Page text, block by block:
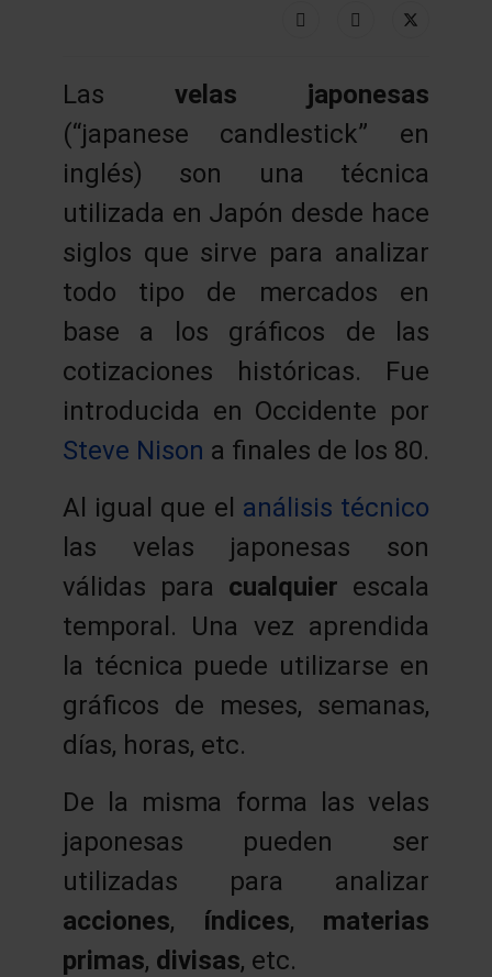
Las velas japonesas
(“japanese candlestick” en
inglés) son una técnica
utilizada en Japón desde hace
siglos que sirve para analizar
todo tipo de mercados en
base a los gráficos de las
cotizaciones históricas. Fue
introducida en Occidente por
Steve Nison a finales de los 80.
Al igual que el análisis técnico
las velas japonesas son
válidas para cualquier escala
temporal. Una vez aprendida
la técnica puede utilizarse en
gráficos de meses, semanas,
días, horas, etc.
De la misma forma las velas
japonesas pueden ser
utilizadas para analizar
acciones, índices, materias
primas, divisas, etc.